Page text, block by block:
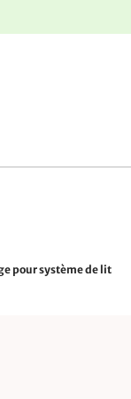
pour système de lit